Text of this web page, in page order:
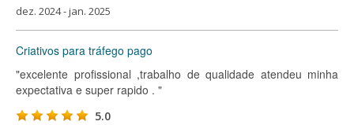
dez. 2024 - jan. 2025
Criativos para tráfego pago
"excelente profissional ,trabalho de qualidade atendeu minha
expectativa e super rapido . "
5.0